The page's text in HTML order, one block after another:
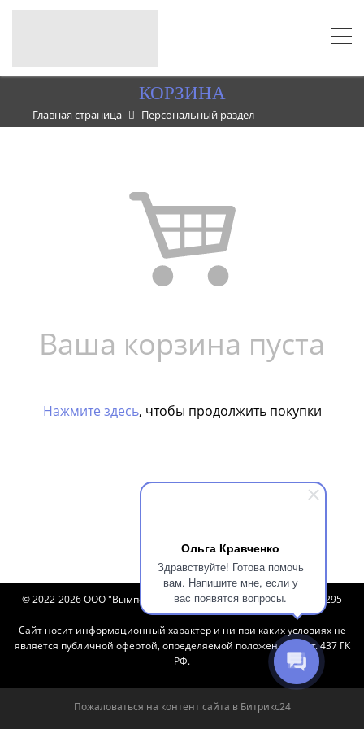
Ольга Кравченко
Здравствуйте! Готова помочь
вам. Напишите мне, если у
вас появятся вопросы.
КОРЗИНА
Главная страница Персональный раздел
Ваша корзина пуста
Нажмите здесь, чтобы продолжить покупки
© 2022-2026 ООО "Вымпел" ИНН 8601072950 ОГРН 1228600008295
Сайт носит информационный характер и ни при каких условиях не
является публичной офертой, определяемой положениями ст. 437 ГК
РФ.
Пожаловаться на контент cайта в Битрикс24